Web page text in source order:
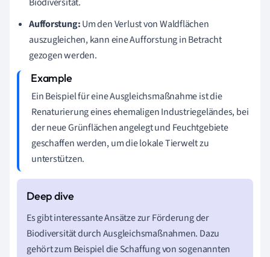
Aufforstung:Um den Verlust von Waldflächen
auszugleichen, kann eine Aufforstung in Betracht
gezogen werden.
Ein Beispiel für eine Ausgleichsmaßnahme ist die
Renaturierung eines ehemaligen Industriegeländes, bei
der neue Grünflächen angelegt und Feuchtgebiete
geschaffen werden, um die lokale Tierwelt zu
unterstützen.
Es gibt interessante Ansätze zur Förderung der
Biodiversität durch Ausgleichsmaßnahmen. Dazu
gehört zum Beispiel die Schaffung von sogenannten